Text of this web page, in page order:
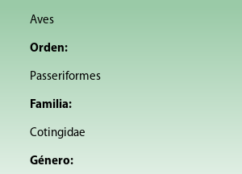
Aves
Orden:
Passeriformes
Familia:
Cotingidae
Género: